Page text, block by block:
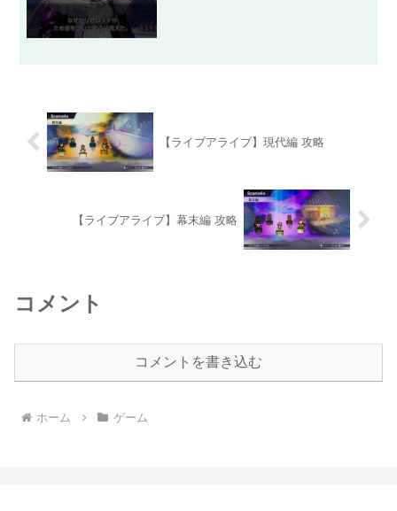
【ライブアライブ】現代編 攻略
【ライブアライブ】幕末編 攻略
コメント
コメントを書き込む
ホーム ゲーム